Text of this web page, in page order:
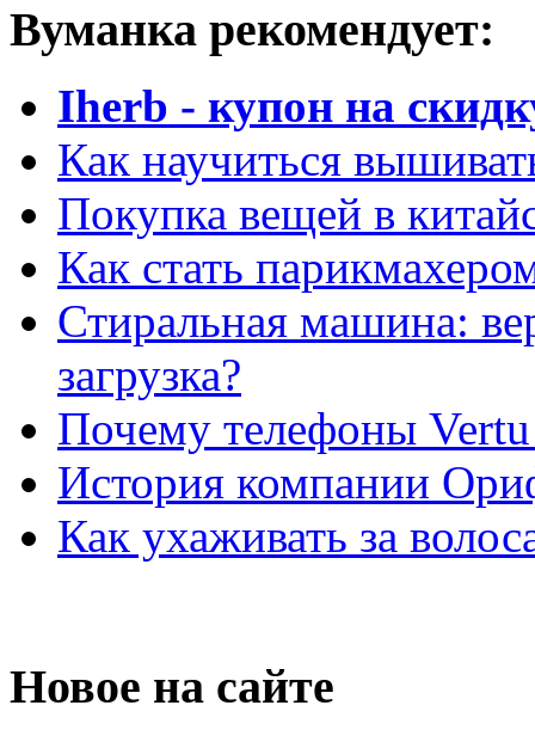
Вуманка рекомендует:
Iherb - купон на
Как научиться
Покупка вещей в
Как стать
Стиральная машина:
загрузка?
Почему телефоны Vertu
История компании
Как ухаживать за
Новое на сайте